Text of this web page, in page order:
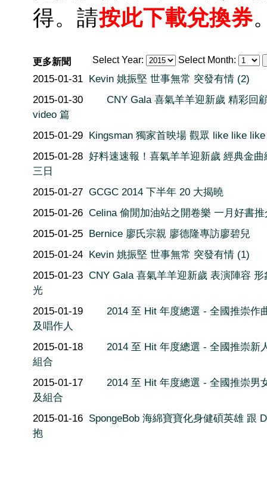
得。請按此下載兌換券
Select Year: Select Month:
更多新聞
2015-01-31 Kevin 姚振堅 世事無常 突發有情 (2)
2015-01-30
CNY Gala 喜氣羊羊迎新歲 精彩回
video 篇
2015-01-29 Kingsman 獨家首映場 觀眾 like like
2015-01-28 好料速速報！喜氣羊羊迎新歲 經典金曲
三日
2015-01-27 GCGC 2014 下半年 20 大揭曉
2015-01-26 Celina 偷閒加油站之開卷樂 一月好書推
2015-01-25 Bernice 廖氏宗親 廖德隆專訪廖碧兒
2015-01-24 Kevin 姚振堅 世事無常 突發有情 (1)
2015-01-23 CNY Gala 喜氣羊羊迎新歲 表演陣容 形
光
2015-01-19
2014 至 Hit 年度總選 - 全國推崇作
及唱作人
2015-01-18
2014 至 Hit 年度總選 - 全國推崇新
組合
2015-01-17
2014 至 Hit 年度總選 - 全國推崇男
及組合
2015-01-16 SpongeBob 海綿寶寶化身健碩英雄 跟
抱